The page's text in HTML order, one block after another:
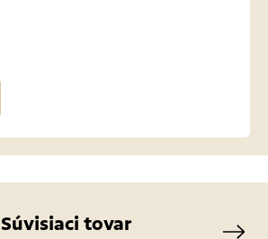
Súvisiaci tovar Next